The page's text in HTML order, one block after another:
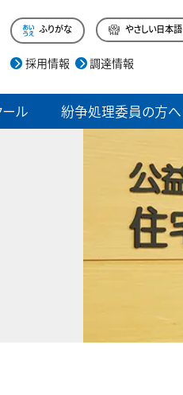
ふりがな やさしい日本語
採用情報 調達情報
ル 紛争処理委員の方へ